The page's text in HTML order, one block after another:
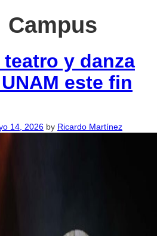
Campus
y danza
este fin
14, 2026 by Ricardo Martínez